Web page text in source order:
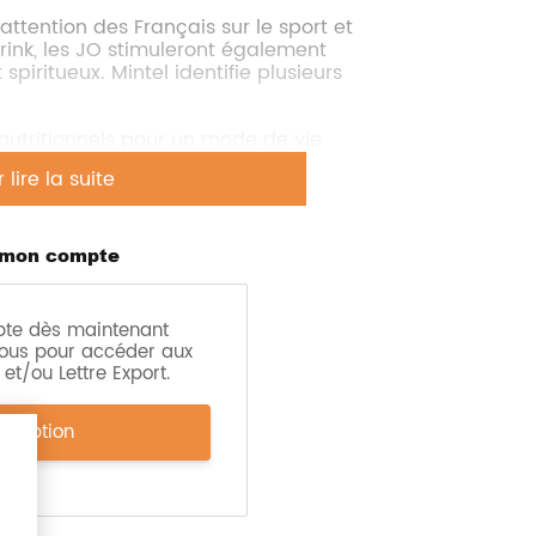
lire la suite
compte
dès maintenant
pour accéder aux
ou Lettre Export.
des Français sur le sport et
les JO stimuleront également
Mintel identifie plusieurs
et 35 % veulent qu’elle augmente
adultes et le caractère
du sommeil et la santé des
intégrer les boissons à
des liqueurs et cocktails
utilisant des ingrédients locaux,